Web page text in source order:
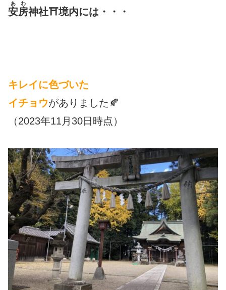
安房
あわ
神社⛩境内には・・・
キレイに色づいた
イチョウがありました🍂
（2023年11月30日時点）